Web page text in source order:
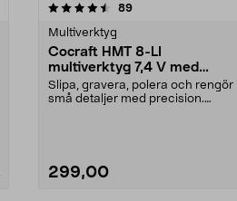
89recensioner
Multiverktyg
Cocraft HMT 8-LI
multiverktyg 7,4 V med
tillbehör
Slipa, gravera, polera och rengör
små detaljer med precision.
299,00
4.5 av 5 stjärnor